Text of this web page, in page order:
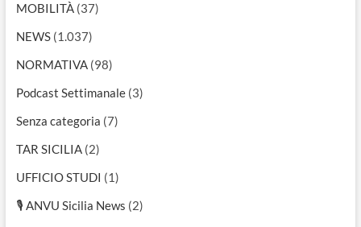
MOBILITÀ(37)
NEWS(1.037)
NORMATIVA(98)
Podcast Settimanale(3)
Senza categoria (7)
TAR SICILIA(2)
UFFICIO STUDI (1)
🎙 ANVU Sicilia News (2)